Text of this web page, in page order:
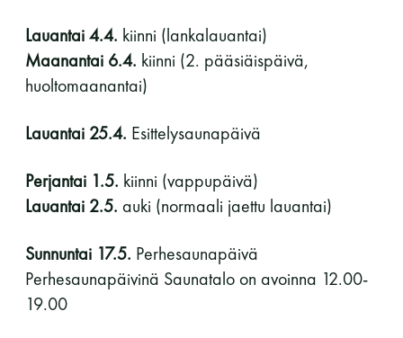
Lauantai 4.4. kiinni (lankalauantai)
Maanantai 6.4. kiinni (2. pääsiäispäivä,
huoltomaanantai)
Lauantai 25.4. Esittelysaunapäivä
Perjantai 1.5. kiinni (vappupäivä)
Lauantai 2.5. auki (normaali jaettu lauantai)
Sunnuntai 17.5. Perhesaunapäivä
Perhesaunapäivinä Saunatalo on avoinna 12.00-
19.00